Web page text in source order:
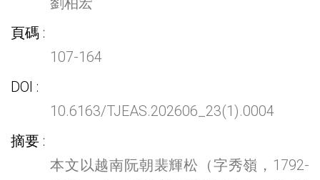
頁碼
107-164
DOI
10.6163/TJEAS.202606_23(1).0004
摘要
本文以越南阮朝裴輝松（字秀嶺，1792-